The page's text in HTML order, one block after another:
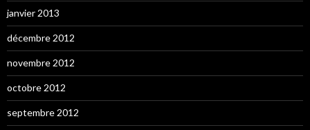
janvier 2013
décembre 2012
novembre 2012
octobre 2012
septembre 2012